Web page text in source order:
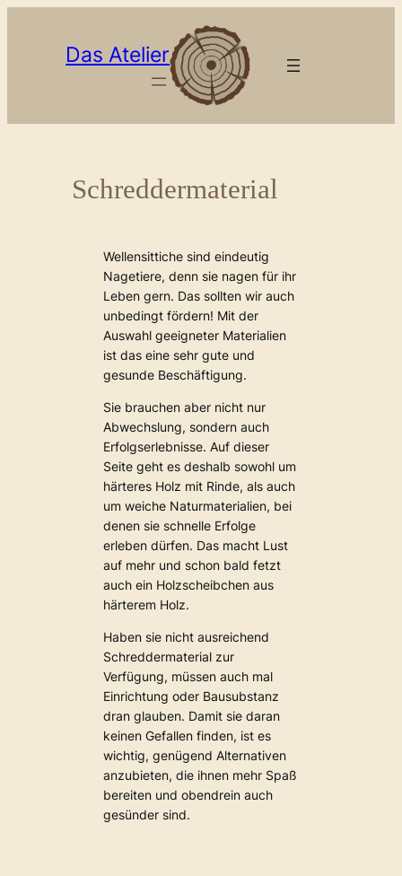
Das Atelier
Schreddermaterial
Wellensittiche sind eindeutig
Nagetiere, denn sie nagen für ihr
Leben gern. Das sollten wir auch
unbedingt fördern! Mit der
Auswahl geeigneter Materialien
ist das eine sehr gute und
gesunde Beschäftigung.
Sie brauchen aber nicht nur
Abwechslung, sondern auch
Erfolgserlebnisse. Auf dieser
Seite geht es deshalb sowohl um
härteres Holz mit Rinde, als auch
um weiche Naturmaterialien, bei
denen sie schnelle Erfolge
erleben dürfen. Das macht Lust
auf mehr und schon bald fetzt
auch ein Holzscheibchen aus
härterem Holz.
Haben sie nicht ausreichend
Schreddermaterial zur
Verfügung, müssen auch mal
Einrichtung oder Bausubstanz
dran glauben. Damit sie daran
keinen Gefallen finden, ist es
wichtig, genügend Alternativen
anzubieten, die ihnen mehr Spaß
bereiten und obendrein auch
gesünder sind.